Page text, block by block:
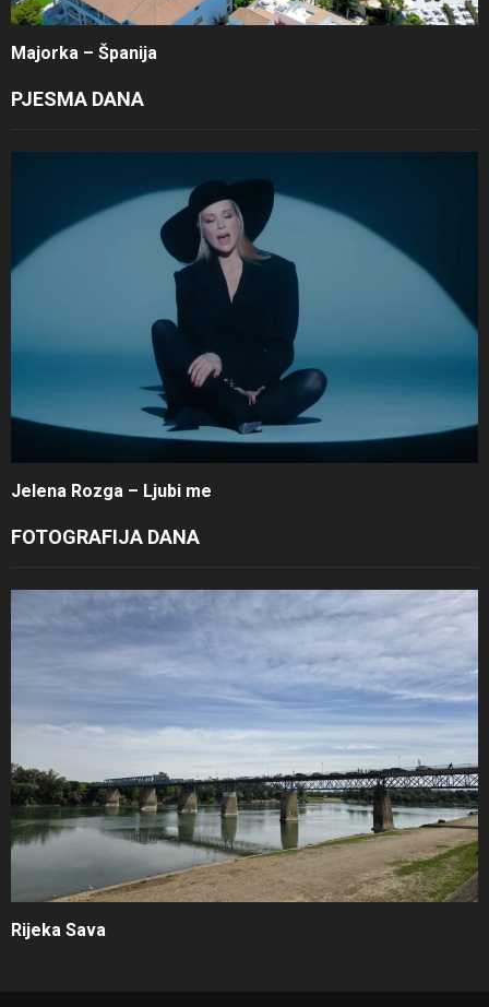
Majorka – Španija
PJESMA DANA
Jelena Rozga – Ljubi me
FOTOGRAFIJA DANA
Rijeka Sava